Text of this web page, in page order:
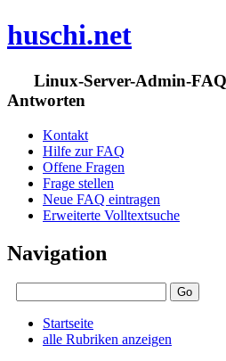
huschi.net
Linux-Server-Admin-FAQ
Antworten
Kontakt
Hilfe zur FAQ
Offene Fragen
Frage stellen
Neue FAQ eintragen
Erweiterte Volltextsuche
Navigation
Startseite
alle Rubriken anzeigen